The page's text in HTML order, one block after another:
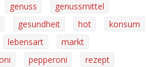
genuss
genussmittel
gesundheit hot
konsum
lebensart
markt
pepperoni
rezept